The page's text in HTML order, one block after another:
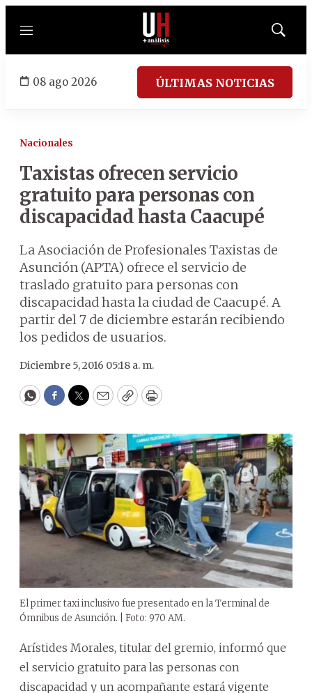
Menú
Mostrar
08 ago 2026 ÚLTIMAS NOTICIAS
Nacionales
Taxistas ofrecen servicio
gratuito para personas con
discapacidad hasta Caacupé
La Asociación de Profesionales Taxistas de
Asunción (APTA) ofrece el servicio de
traslado gratuito para personas con
discapacidad hasta la ciudad de Caacupé. A
partir del 7 de diciembre estarán recibiendo
los pedidos de usuarios.
Diciembre 5, 2016 05:18 a. m.
WhatsApp
Facebook
Twitter
EmailCopyPrint
El primer taxi inclusivo fue presentado en la Terminal de
Ómnibus de Asunción. | Foto: 970 AM.
Arístides Morales, titular del gremio, informó que
el servicio gratuito para las personas con
discapacidad y un acompañante estará vigente